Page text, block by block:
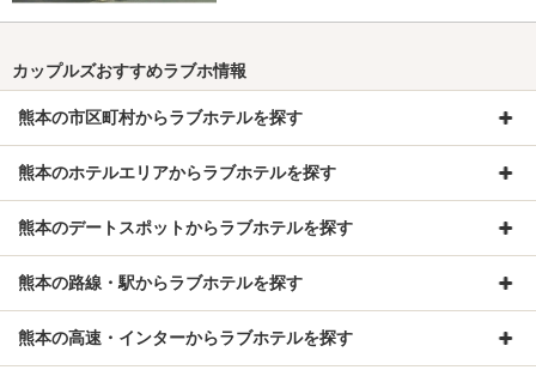
カップルズおすすめラブホ情報
熊本の市区町村からラブホテルを探す
熊本のホテルエリアからラブホテルを探す
熊本のデートスポットからラブホテルを探す
熊本の路線・駅からラブホテルを探す
熊本の高速・インターからラブホテルを探す